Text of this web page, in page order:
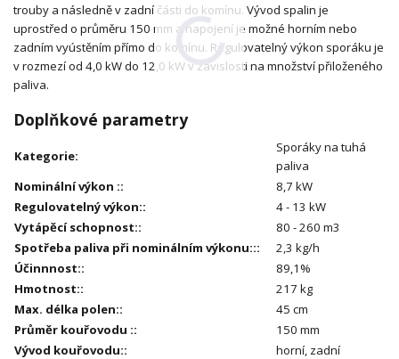
trouby a následně v zadní části do komínu. Vývod spalin je
uprostřed o průměru 150 mm a napojení je možné horním nebo
zadním vyústěním přímo do komínu. Regulovatelný výkon sporáku je
v rozmezí od 4,0 kW do 12,0 kW v závislosti na množství přiloženého
paliva.
Doplňkové parametry
Kategorie:
Sporáky na tuhá
paliva
Nominální výkon ::
8,7 kW
Regulovatelný výkon::
4 - 13 kW
Vytápěcí schopnost::
80 - 260 m3
Spotřeba paliva při nominálním výkonu:::
2,3 kg/h
Účinnnost::
89,1%
Hmotnost::
217 kg
Max. délka polen::
45 cm
Průměr kouřovodu ::
150 mm
Vývod kouřovodu::
horní, zadní